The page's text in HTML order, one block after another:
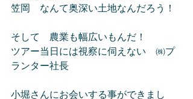
笠岡　なんて奥深い土地なんだろう！
そして　農業も幅広いもんだ！
ツアー当日には視察に伺えない　㈱プ
ランター社長
小堀さんにお会いする事ができまし